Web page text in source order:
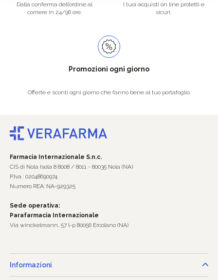
Dalla conferma dell’ordine al
corriere in 24/96 ore.
I tuoi acquisti on line protetti e
sicuri.
Promozioni ogni giorno
Offerte e sconti ogni giorno che fanno bene al tuo portafoglio.
Farmacia Internazionale S.n.c.
CIS di Nola Isola 8 8008 / 8011 - 80035 Nola (NA)
P.Iva : 02048690974
Numero REA: NA-929325
Sede operativa:
Parafarmacia Internazionale
Via winckelmann, 57 l-p 80056 Ercolano (NA)
Informazioni